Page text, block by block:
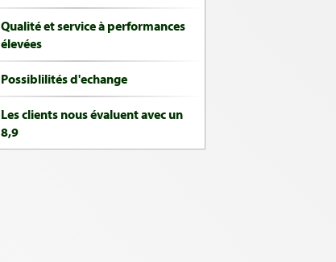
Qualité et service à performances
élevées
Possiblilités d'echange
Les clients nous évaluent avec un
8,9